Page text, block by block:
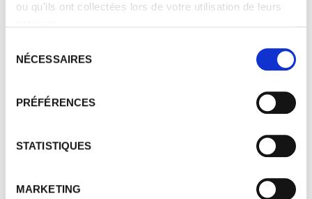
ou qu'ils ont collectées lors de votre utilisation de leurs
NÉCESSAIRES
PRÉFÉRENCES
STATISTIQUES
MARKETING